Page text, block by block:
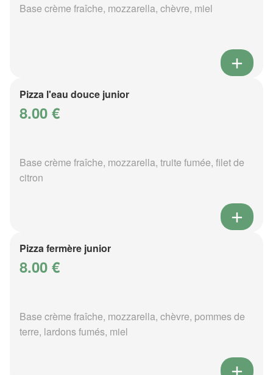
Base crème fraîche, mozzarella, chèvre, miel
Pizza l'eau douce junior
8.00 €
Base crème fraîche, mozzarella, truite fumée, filet de
citron
Pizza fermère junior
8.00 €
Base crème fraîche, mozzarella, chèvre, pommes de
terre, lardons fumés, miel